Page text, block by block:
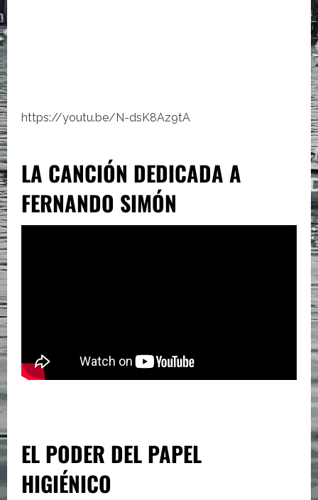
https://youtu.be/N-dsK8Az9tA
LA CANCIÓN DEDICADA A
FERNANDO SIMÓN
EL PODER DEL PAPEL
HIGIÉNICO